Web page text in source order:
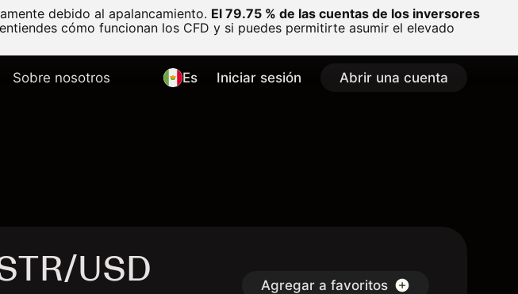
debido al apalancamiento. El 79.75 % de las cuentas de los inversores
cómo funcionan los CFD y si puedes permitirte asumir el elevado
Sobre nosotros Es Iniciar sesión Abrir una cuenta
USD Agregar a favoritos